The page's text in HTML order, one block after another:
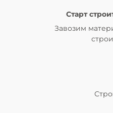
Старт
Завозим